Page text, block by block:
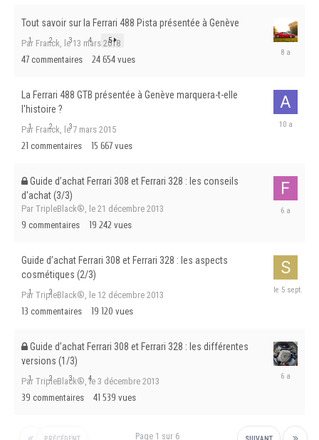
Tout savoir sur la Ferrari 488 Pista présentée à Genève
1 2 3 4 5
Par Franck, le 13 mars 2018
47 commentaires 24 654 vues
La Ferrari 488 GTB présentée à Genève marquera-t-elle
l'histoire ?
1 2 3
Par Franck, le 7 mars 2015
21 commentaires 15 667 vues
le
Guide d’achat Ferrari 308 et Ferrari 328 : les conseils
d'achat (3/3)
Par TripleBlack®, le 21 décembre 2013
9 commentaires 19 242 vues
Guide d’achat Ferrari 308 et Ferrari 328 : les aspects
cosmétiques (2/3)
1 2
Par TripleBlack®, le 12 décembre 2013
13 commentaires 19 120 vues
le
Guide d’achat Ferrari 308 et Ferrari 328 : les différentes
versions (1/3)
1 2 3 4
Par TripleBlack®,le 3 décembre 2013
39 commentaires 41 539 vues
Page 1 sur 6